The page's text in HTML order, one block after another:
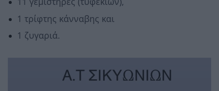
1 τρίφτης κάνναβης και
1 ζυγαριά.